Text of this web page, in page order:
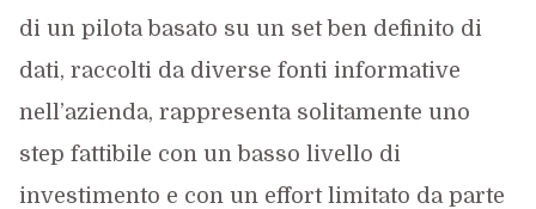
di un pilota basato su un set ben definito di
dati, raccolti da diverse fonti informative
nell’azienda, rappresenta solitamente uno
step fattibile con un basso livello di
investimento e con un effort limitato da parte